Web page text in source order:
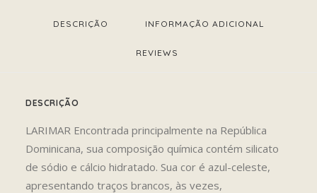
DESCRIÇÃO INFORMAÇÃO ADICIONAL
REVIEWS
DESCRIÇÃO
LARIMAR Encontrada principalmente na República
Dominicana, sua composição química contém silicato
de sódio e cálcio hidratado. Sua cor é azul-celeste,
apresentando traços brancos, às vezes,